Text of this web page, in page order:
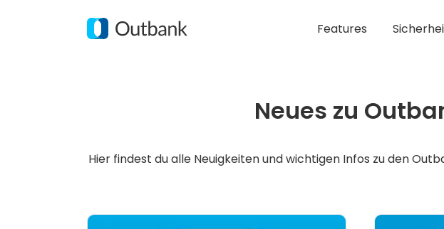
Features
Neues zu
Hier findest du alle Neuigkeiten und wichtigen Infos zu den